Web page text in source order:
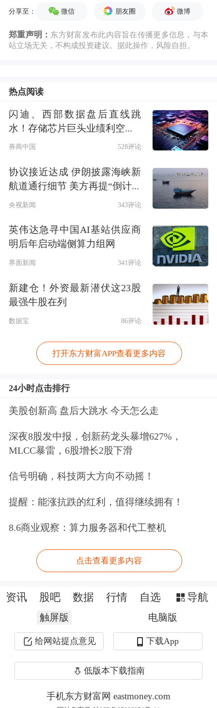
6月ADP私人就业人数意外下降
截至收盘，道指跌10.52点，跌幅为
0.02%；纳指涨190.24点，涨幅为
为0.47%。
ADP就业报告显示，美国6月私营就业
人数减少3.3万人，为2023年3月以来的
首次下降。经济学家此前预计该数字将
增加9.5万人。
数据公布后，美国联邦基金期货
将7月
高至27.4%。交易员加大对美联储2025
年底前至少两次降息的押注。
贝雅投资策略师Ross Mayfield表
动力市场的疲软迹象。我一直在思考，
是否需要一份显示负增长的非农就业报
告，才能促使（美联储）更多地关注劳
从这个角度出发，我希望这份报告能引
“木头姐”再买特斯拉
大型科技股多数上涨，特斯拉涨近
5%，英伟达涨逾2%，苹果涨超2%，谷
歌涨逾1%，微软跌0.2%，亚马逊跌
0.24%，脸书跌0.79%。
分享至： 微信 朋友圈 微博
郑重声明： 东方财富发布此内容旨在传播更多信息，与本
站立场无关，不构成投资建议。据此操作，风险自担。
热点阅读
闪迪、西部数据盘后直线跳
水！存储芯片巨头业绩利空...
券商中国 528评论
协议接近达成 伊朗披露海峡新
航道通行细节 美方再提“倒计...
央视新闻 343评论
英伟达急寻中国AI基站供应商
明后年启动端侧算力组网
界面新闻 341评论
新建仓！外资最新潜伏这23股
最强牛股在列
数据宝 86评论
打开东方财富APP查看更多内容
24小时点击排行
美股创新高 盘后大跳水 今天怎么走
深夜8股发中报，创新药龙头暴增627%，
MLCC暴雷，6股增长2股下滑
信号明确，科技两大方向不动摇！
提醒：能涨抗跌的红利，值得继续拥有！
8.6商业观察：算力服务器和代工整机
点击查看更多内容
资讯 股吧 数据 行情 自选 导航
触屏版 电脑版
给网站提点意见 下载App
低版本下载指南
手机东方财富网 eastmoney.com